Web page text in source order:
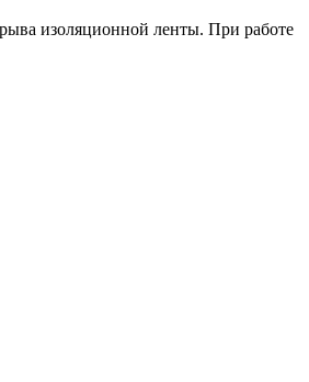
изоляционной ленты. При работе